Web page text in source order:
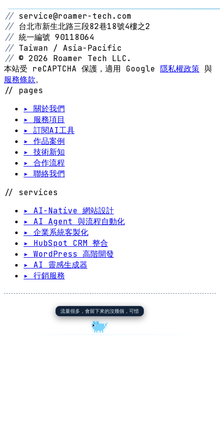
// service@roamer-tech.com
// 台北市新生北路三段82巷18號4樓之2
// 統一編號 90118064
// Taiwan / Asia-Pacific
// © 2026 Roamer Tech LLC.
本站受 reCAPTCHA 保護，適用 Google 隱私權政策 與
服務條款。
// pages
▸ 關於我們
▸ 服務項目
▸ 訂閱AI工具
▸ 作品案例
▸ 技術新知
▸ 合作流程
▸ 聯絡我們
// services
▸ AI-Native 網站設計
▸ AI Agent 與流程自動化
▸ 企業系統客製化
▸ HubSpot CRM 整合
▸ WordPress 高階開發
▸ AI 靈感生成器
▸ 行銷服務
流量很多，會留下來的沒幾個，可惜